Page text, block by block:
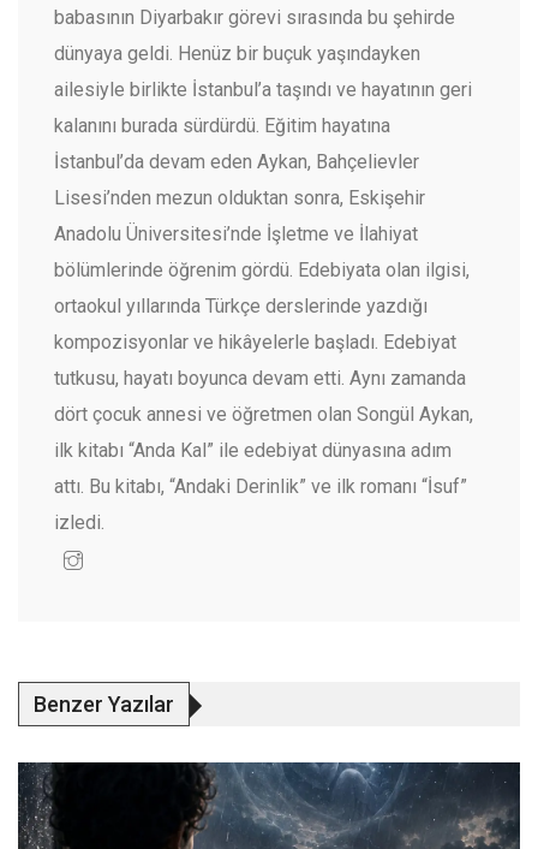
babasının Diyarbakır görevi sırasında bu şehirde
dünyaya geldi. Henüz bir buçuk yaşındayken
ailesiyle birlikte İstanbul’a taşındı ve hayatının geri
kalanını burada sürdürdü. Eğitim hayatına
İstanbul’da devam eden Aykan, Bahçelievler
Lisesi’nden mezun olduktan sonra, Eskişehir
Anadolu Üniversitesi’nde İşletme ve İlahiyat
bölümlerinde öğrenim gördü. Edebiyata olan ilgisi,
ortaokul yıllarında Türkçe derslerinde yazdığı
kompozisyonlar ve hikâyelerle başladı. Edebiyat
tutkusu, hayatı boyunca devam etti. Aynı zamanda
dört çocuk annesi ve öğretmen olan Songül Aykan,
ilk kitabı “Anda Kal” ile edebiyat dünyasına adım
attı. Bu kitabı, “Andaki Derinlik” ve ilk romanı “İsuf”
izledi.
Benzer Yazılar